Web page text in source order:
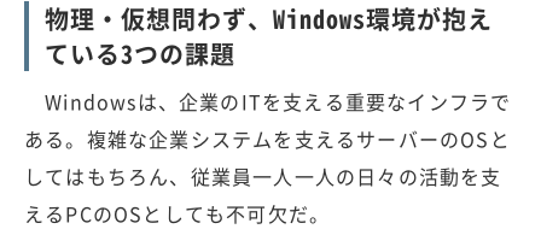
物理・仮想問わず、Windows環境が抱え
ている3つの課題
Windowsは、企業のITを支える重要なインフラで
ある。複雑な企業システムを支えるサーバーのOSと
してはもちろん、従業員一人一人の日々の活動を支
えるPCのOSとしても不可欠だ。